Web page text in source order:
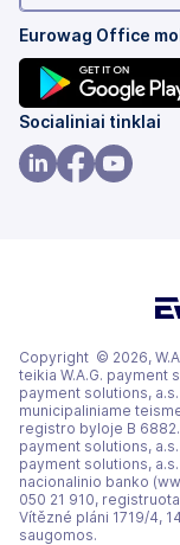
Eurowag Office
(atsidaro
naujame
skirtuke)
Socialiniai tinklai
Copyright © 2026,
teikia W.A.G. payment
payment solutions,
municipaliniame
registro byloje B 6882.
payment solutions,
payment solutions,
nacionalinio banko
050 21 910,
Vítězné pláni 1719/4,
saugomos.